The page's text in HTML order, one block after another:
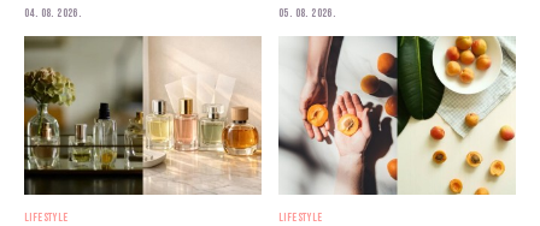
04. 08. 2026. 05. 08. 2026.
LIFESTYLE LIFESTYLE